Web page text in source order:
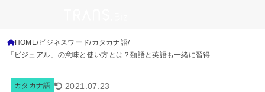
HOME ビジネスワード カタカナ語
「ビジュアル」の意味と使い方とは？類語と英語も一緒に習得
カタカナ語 2021.07.23